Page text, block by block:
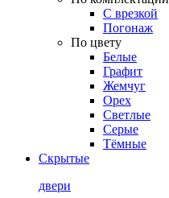
С врезкой
Погонаж
По цвету
Белые
Графит
Жемчуг
Орех
Светлые
Серые
Тёмные
Скрытые
двери